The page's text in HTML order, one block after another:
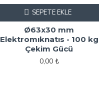
Ø63x30 mm
Elektromıknatıs - 100 kg
Çekim Gücü
0,00 ₺
SEPETE EKLE